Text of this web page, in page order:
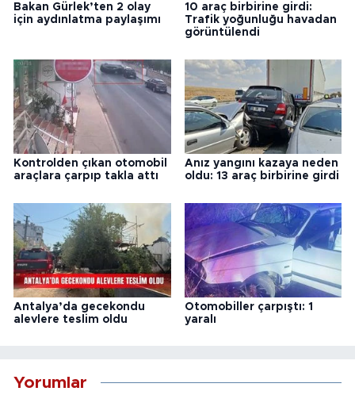
Bakan Gürlek’ten 2 olay
için aydınlatma paylaşımı
10 araç birbirine girdi:
Trafik yoğunluğu havadan
görüntülendi
Kontrolden çıkan otomobil
araçlara çarpıp takla attı
Anız yangını kazaya neden
oldu: 13 araç birbirine girdi
Antalya’da gecekondu
alevlere teslim oldu
Otomobiller çarpıştı: 1
yaralı
Yorumlar